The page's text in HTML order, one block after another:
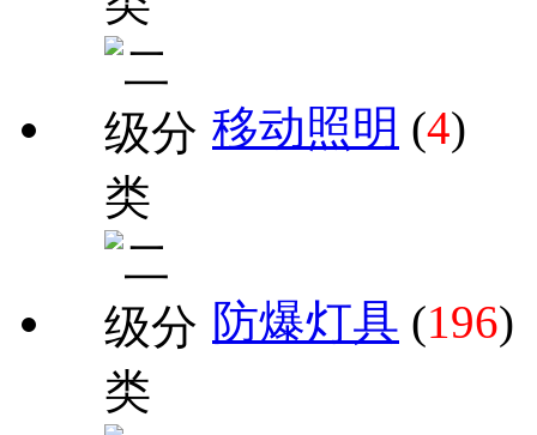
移动照明 (4)
防爆灯具 (196)